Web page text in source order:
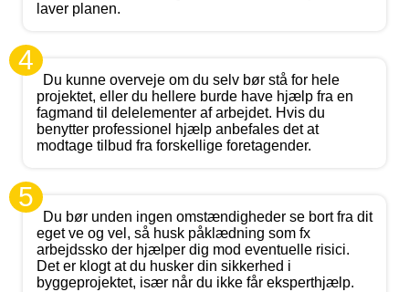
laver planen.
4
Du kunne overveje om du selv bør stå for hele
projektet, eller du hellere burde have hjælp fra en
fagmand til delelementer af arbejdet. Hvis du
benytter professionel hjælp anbefales det at
modtage tilbud fra forskellige foretagender.
5
Du bør unden ingen omstændigheder se bort fra dit
eget ve og vel, så husk påklædning som fx
arbejdssko der hjælper dig mod eventuelle risici.
Det er klogt at du husker din sikkerhed i
byggeprojektet, især når du ikke får eksperthjælp.